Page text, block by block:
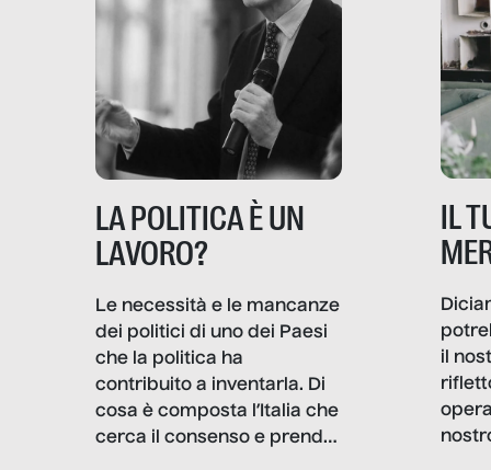
LA POLITICA È UN
LAVORO?
Le necessità e le mancanze
dei politici di uno dei Paesi
che la politica ha
contribuito a inventarla. Di
cosa è composta l’Italia che
cerca il consenso e prende
IL
il